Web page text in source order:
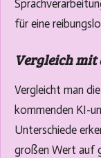
für eine
Vergleich mit
Vergleicht man
kommenden KI-
Unterschiede
großen Wert auf